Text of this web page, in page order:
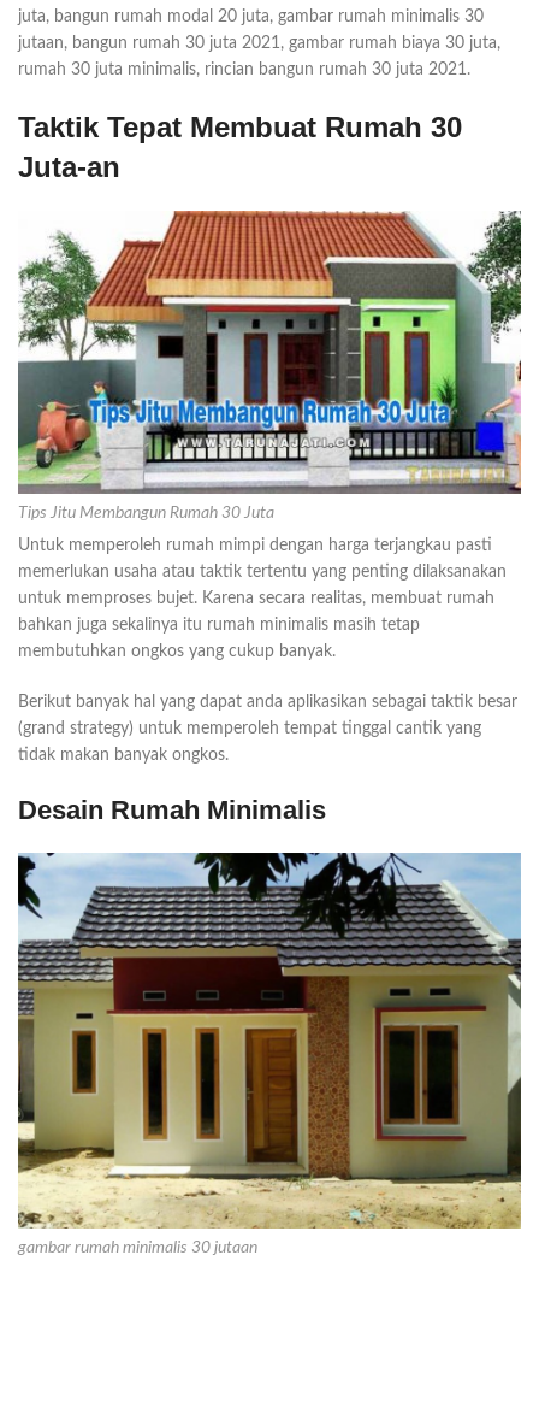
juta, bangun rumah modal 20 juta, gambar rumah minimalis 30
jutaan, bangun rumah 30 juta 2021, gambar rumah biaya 30 juta,
rumah 30 juta minimalis, rincian bangun rumah 30 juta 2021.
Taktik Tepat Membuat Rumah 30
Juta-an
Tips Jitu Membangun Rumah 30 Juta
Untuk memperoleh rumah mimpi dengan harga terjangkau pasti
memerlukan usaha atau taktik tertentu yang penting dilaksanakan
untuk memproses bujet. Karena secara realitas, membuat rumah
bahkan juga sekalinya itu rumah minimalis masih tetap
membutuhkan ongkos yang cukup banyak.
Berikut banyak hal yang dapat anda aplikasikan sebagai taktik besar
(grand strategy) untuk memperoleh tempat tinggal cantik yang
tidak makan banyak ongkos.
Desain Rumah Minimalis
gambar rumah minimalis 30 jutaan